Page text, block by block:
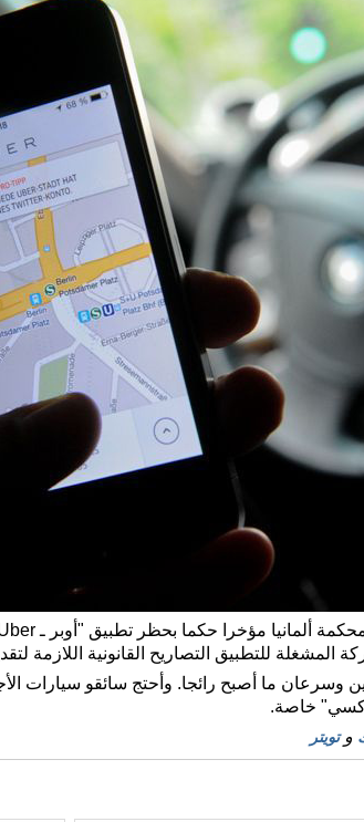
المشغلة للتطبيق التصاريح القانونية اللازمة
وسرعان ما أصبح رائجا. وأحتج سائقو سيارات
خاصة.
وتويتر